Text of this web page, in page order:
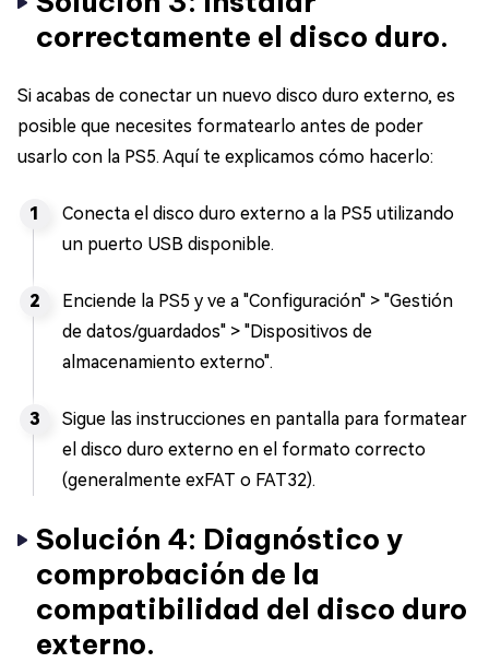
correctamente el disco duro.
Si acabas de conectar un nuevo disco duro externo, es
posible que necesites formatearlo antes de poder
usarlo con la PS5. Aquí te explicamos cómo hacerlo:
Conecta el disco duro externo a la PS5 utilizando
un puerto USB disponible.
Enciende la PS5 y ve a "Configuración" > "Gestión
de datos/guardados" > "Dispositivos de
almacenamiento externo".
Sigue las instrucciones en pantalla para formatear
el disco duro externo en el formato correcto
(generalmente exFAT o FAT32).
Solución 4: Diagnóstico y
comprobación de la
compatibilidad del disco duro
externo.